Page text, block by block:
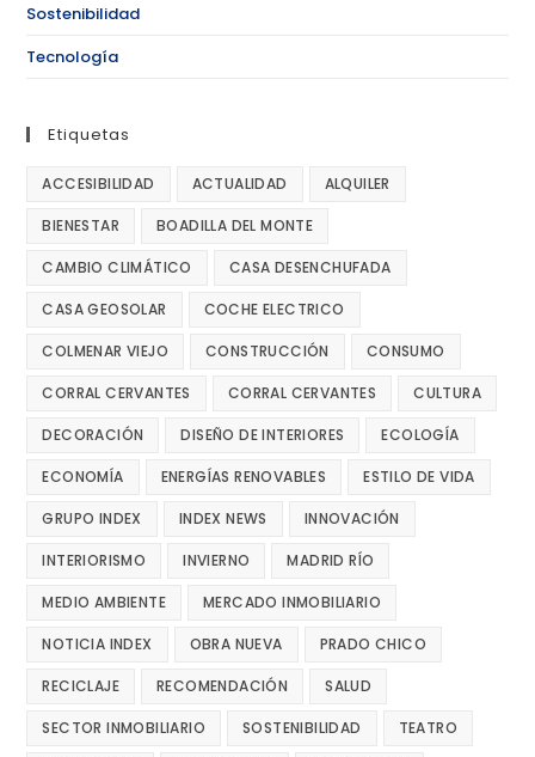
Sostenibilidad
Tecnología
Etiquetas
ACCESIBILIDAD ACTUALIDAD ALQUILER
BIENESTAR BOADILLA DEL MONTE
CAMBIO CLIMÁTICO CASA DESENCHUFADA
CASA GEOSOLAR COCHE ELECTRICO
COLMENAR VIEJO CONSTRUCCIÓN CONSUMO
CORRAL CERVANTES CORRAL CERVANTES CULTURA
DECORACIÓN DISEÑO DE INTERIORES ECOLOGÍA
ECONOMÍA ENERGÍAS RENOVABLES ESTILO DE VIDA
GRUPO INDEX INDEX NEWS INNOVACIÓN
INTERIORISMO INVIERNO MADRID RÍO
MEDIO AMBIENTE MERCADO INMOBILIARIO
NOTICIA INDEX OBRA NUEVA PRADO CHICO
RECICLAJE RECOMENDACIÓN SALUD
SECTOR INMOBILIARIO SOSTENIBILIDAD TEATRO